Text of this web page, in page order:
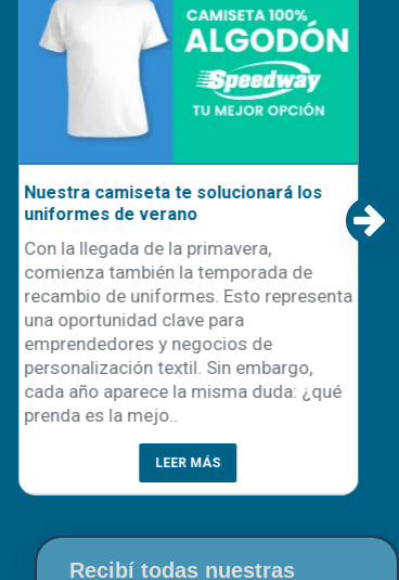
Nuevo Sistema de Impresión DTF
OtterPro
¡Llegó la nueva línea de impresión DTF
OtterPro! ¡No te la podés perder! Se
trata de una gama de productos
altamente innovadores diseñada para
aprovechar al máximo las posibilidades
de impresión directa sobre film. En
Disershop, podrás encontrar todo..
LEER MÁS
Recibí todas nuestras